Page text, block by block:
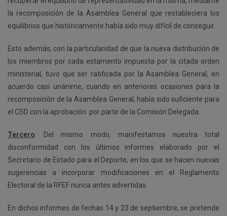
la recomposición de la Asamblea General que restableciera los
equilibrios que históricamente había sido muy difícil de conseguir.
Esto además, con la particularidad de que la nueva distribución de
los miembros por cada estamento impuesta por la citada orden
ministerial, tuvo que ser ratificada por la Asamblea General, en
acuerdo casi unánime, cuando en anteriores ocasiones para la
recomposición de la Asamblea General, había sido suficiente para
el CSD con la aprobación por parte de la Comisión Delegada.
Tercero: Del mismo modo, manifestamos nuestra total
disconformidad con los últimos informes elaborado por el
Secretario de Estado para el Deporte, en los que se hacen nuevas
sugerencias a incorporar modificaciones en el Reglamento
Electoral de la RFEF nunca antes advertidas.
En dichos informes de fechas 14 y 23 de septiembre, se pretende